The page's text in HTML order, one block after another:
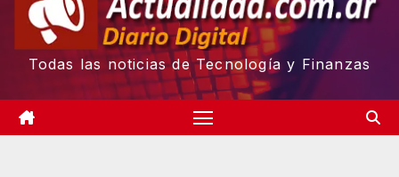
Todas las noticias de Tecnología y Finanzas